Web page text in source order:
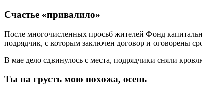
Счастье «привалило»
После многочисленных просьб жителей Фонд
подрядчик, с которым заключен договор и оговорены
В мае дело сдвинулось с места, подрядчики сняли
Ты на грусть мою похожа, осень